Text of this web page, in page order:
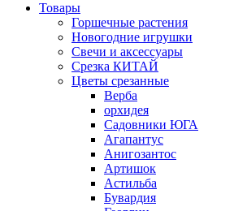
Товары
Горшечные растения
Новогодние игрушки
Свечи и аксессуары
Срезка КИТАЙ
Цветы срезанные
Верба
орхидея
Садовники ЮГА
Агапантус
Анигозантос
Артишок
Астильба
Бувардия